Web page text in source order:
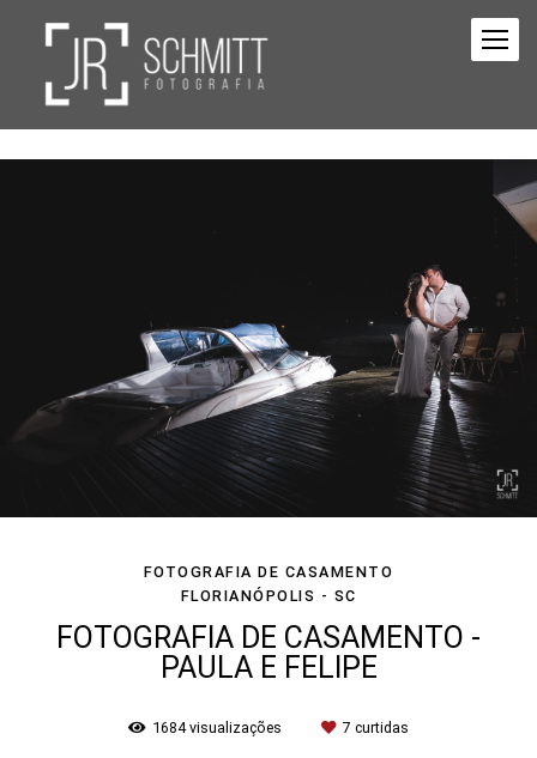
FOTOGRAFIA DE CASAMENTO
FLORIANÓPOLIS - SC
FOTOGRAFIA DE CASAMENTO -
PAULA E FELIPE
1684visualizações 7 curtidas